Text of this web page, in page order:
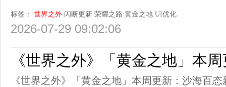
标签： 世界之外 闪断更新 荣耀之路 黄金之地 UI优化
2026-07-29 09:02:06
《世界之外》「黄金之地」本
《世界之外》「黄金之地」本周更新：沙海百